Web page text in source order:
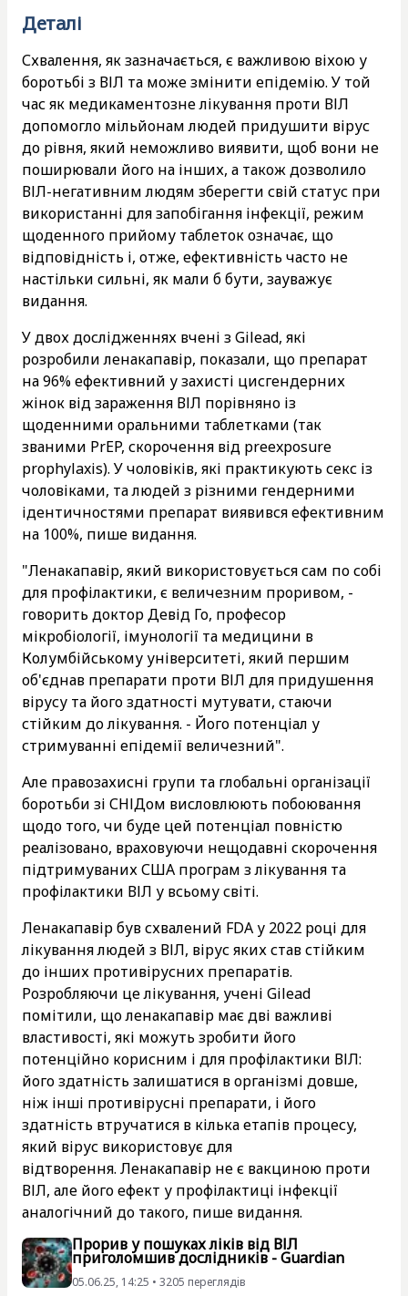
Деталі
Схвалення, як зазначається, є важливою віхою у
боротьбі з ВІЛ та може змінити епідемію. У той
час як медикаментозне лікування проти ВІЛ
допомогло мільйонам людей придушити вірус
до рівня, який неможливо виявити, щоб вони не
поширювали його на інших, а також дозволило
ВІЛ-негативним людям зберегти свій статус при
використанні для запобігання інфекції, режим
щоденного прийому таблеток означає, що
відповідність і, отже, ефективність часто не
настільки сильні, як мали б бути, зауважує
видання.
У двох дослідженнях вчені з Gilead, які
розробили ленакапавір, показали, що препарат
на 96% ефективний у захисті цисгендерних
жінок від зараження ВІЛ порівняно із
щоденними оральними таблетками (так
званими PrEP, скорочення від preexposure
prophylaxis). У чоловіків, які практикують секс із
чоловіками, та людей з різними гендерними
ідентичностями препарат виявився ефективним
на 100%, пише видання.
"Ленакапавір, який використовується сам по собі
для профілактики, є величезним проривом, -
говорить доктор Девід Го, професор
мікробіології, імунології та медицини в
Колумбійському університеті, який першим
об'єднав препарати проти ВІЛ для придушення
вірусу та його здатності мутувати, стаючи
стійким до лікування. - Його потенціал у
стримуванні епідемії величезний".
Але правозахисні групи та глобальні організації
боротьби зі СНІДом висловлюють побоювання
щодо того, чи буде цей потенціал повністю
реалізовано, враховуючи нещодавні скорочення
підтримуваних США програм з лікування та
профілактики ВІЛ у всьому світі.
Ленакапавір був схвалений FDA у 2022 році для
лікування людей з ВІЛ, вірус яких став стійким
до інших противірусних препаратів.
Розробляючи це лікування, учені Gilead
помітили, що ленакапавір має дві важливі
властивості, які можуть зробити його
потенційно корисним і для профілактики ВІЛ:
його здатність залишатися в організмі довше,
ніж інші противірусні препарати, і його
здатність втручатися в кілька етапів процесу,
який вірус використовує для
відтворення. Ленакапавір не є вакциною проти
ВІЛ, але його ефект у профілактиці інфекції
аналогічний до такого, пише видання.
Прорив у пошуках ліків від ВІЛ
приголомшив дослідників - Guardian
05.06.25, 14:25 • 3205 переглядiв